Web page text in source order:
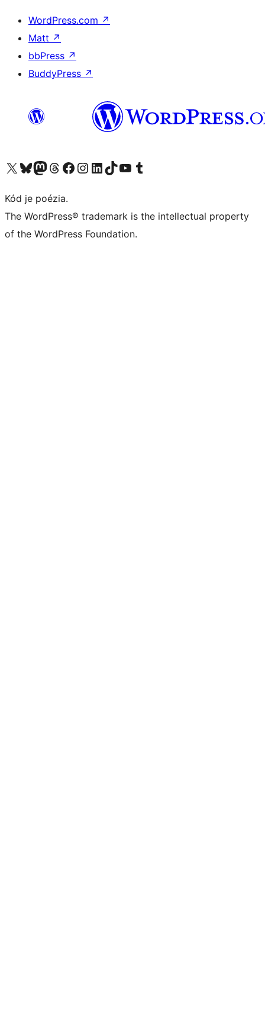
WordPress.com ↗
Matt ↗
bbPress ↗
BuddyPress ↗
Navštívte náš účet na X (predtým Twitter)
Navštívte náš účet na platforme Bluesky
Navštívte náš účet na Mastodone
Navštívte náš účet na platforme Threads
Navštívte našu stránku na Facebooku
Navštívte náš účet Instagram
Navštívte náš účet LinkedIn
Navštívte náš účet na platforme TikTok
Navštívte náš kanál YouTube
Navštívte náš účet na platforme Tumblr
Kód je poézia.
The WordPress® trademark is the intellectual property
of the WordPress Foundation.